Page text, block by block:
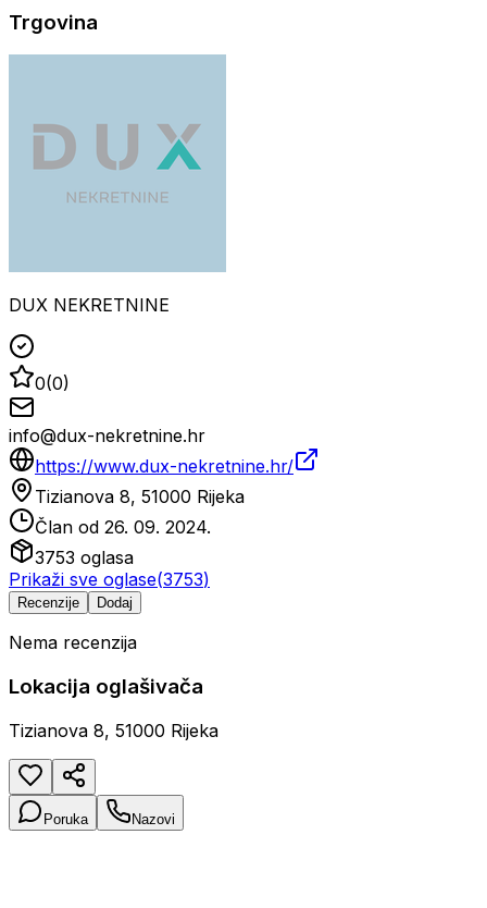
Trgovina
DUX NEKRETNINE
0(0)
info@dux-nekretnine.hr
https://www.dux-nekretnine.hr/
Tizianova 8, 51000 Rijeka
Član od 26. 09. 2024.
3753 oglasa
Prikaži sve oglase(3753)
Recenzije Dodaj
Nema recenzija
Lokacija oglašivača
Tizianova 8, 51000 Rijeka
Poruka Nazovi